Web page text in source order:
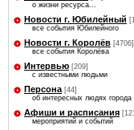
о жизни ресурса...
Новости г. Юбилейный
все события Юбилейного
Новости г. Королёв [4706]
все события Королёва
Интервью [209]
с известными людьми
Персона [44]
об интересных людях города
Афиши и расписания
мероприятий и событий